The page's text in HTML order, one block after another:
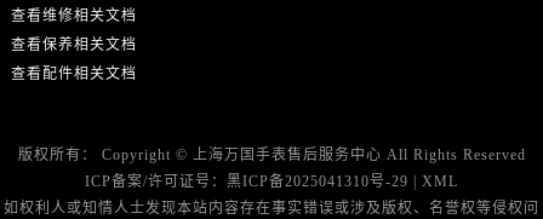
查看维修相关文档
查看保养相关文档
查看配件相关文档
版权所有： Copyright © 上海万国手表售后服务中心 All Rights Reserved
ICP备案/许可证号： 黑ICP备2025041310号-29 | XML
如权利人或知情人士发现本站内容存在事实错误或涉及版权、名誉权等侵权问